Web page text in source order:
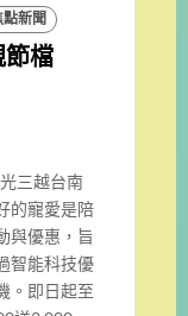
點新聞
檔
三越台南
的寵愛是陪
與優惠，旨
智能科技優
。即日起至